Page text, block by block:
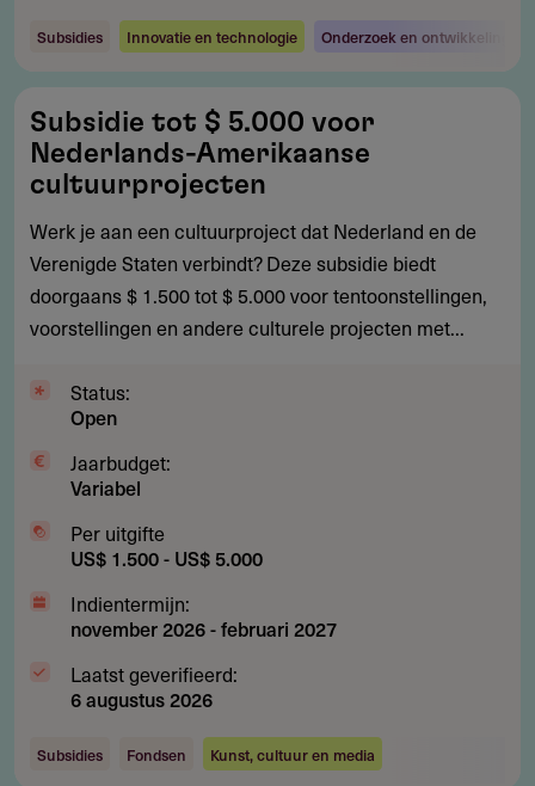
Subsidies Innovatie en technologie Onderzoek en ontwikkeling
tot
$
5.000
voor
Nederlands-
Amerikaanse
cultuurprojecten
Subsidie tot $ 5.000 voor
Nederlands-Amerikaanse
cultuurprojecten
Werk je aan een cultuurproject dat Nederland en de
Verenigde Staten verbindt? Deze subsidie biedt
doorgaans $ 1.500 tot $ 5.000 voor tentoonstellingen,
voorstellingen en andere culturele projecten met...
Status:
Open
Jaarbudget:
Variabel
Per uitgifte
US$ 1.500 - US$ 5.000
Indientermijn:
november 2026-februari 2027
Laatst geverifieerd:
6 augustus 2026
Subsidies Fondsen Kunst, cultuur en media